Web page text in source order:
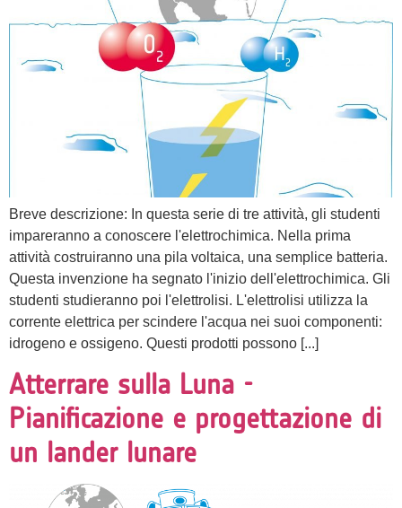
Breve descrizione: In questa serie di tre attività, gli studenti
impareranno a conoscere l'elettrochimica. Nella prima
attività costruiranno una pila voltaica, una semplice batteria.
Questa invenzione ha segnato l'inizio dell'elettrochimica. Gli
studenti studieranno poi l'elettrolisi. L'elettrolisi utilizza la
corrente elettrica per scindere l'acqua nei suoi componenti:
idrogeno e ossigeno. Questi prodotti possono [...]
Atterrare sulla Luna -
Pianificazione e progettazione di
un lander lunare